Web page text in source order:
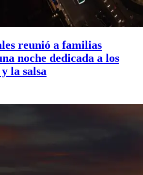
reunió a familias
noche dedicada a los
la salsa